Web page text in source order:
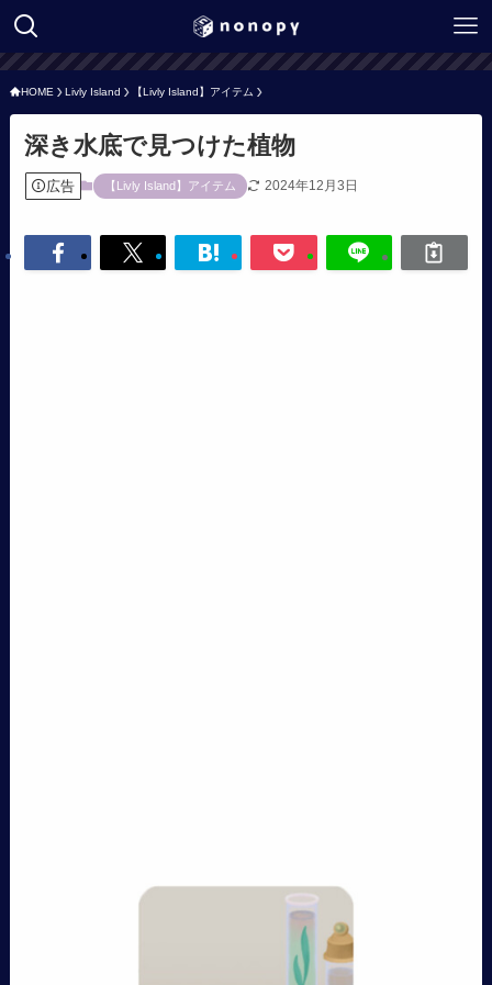
HOME Livly Island 【Livly Island】アイテム
深き水底で見つけた植物
広告 【Livly Island】アイテム 2024年12月3日